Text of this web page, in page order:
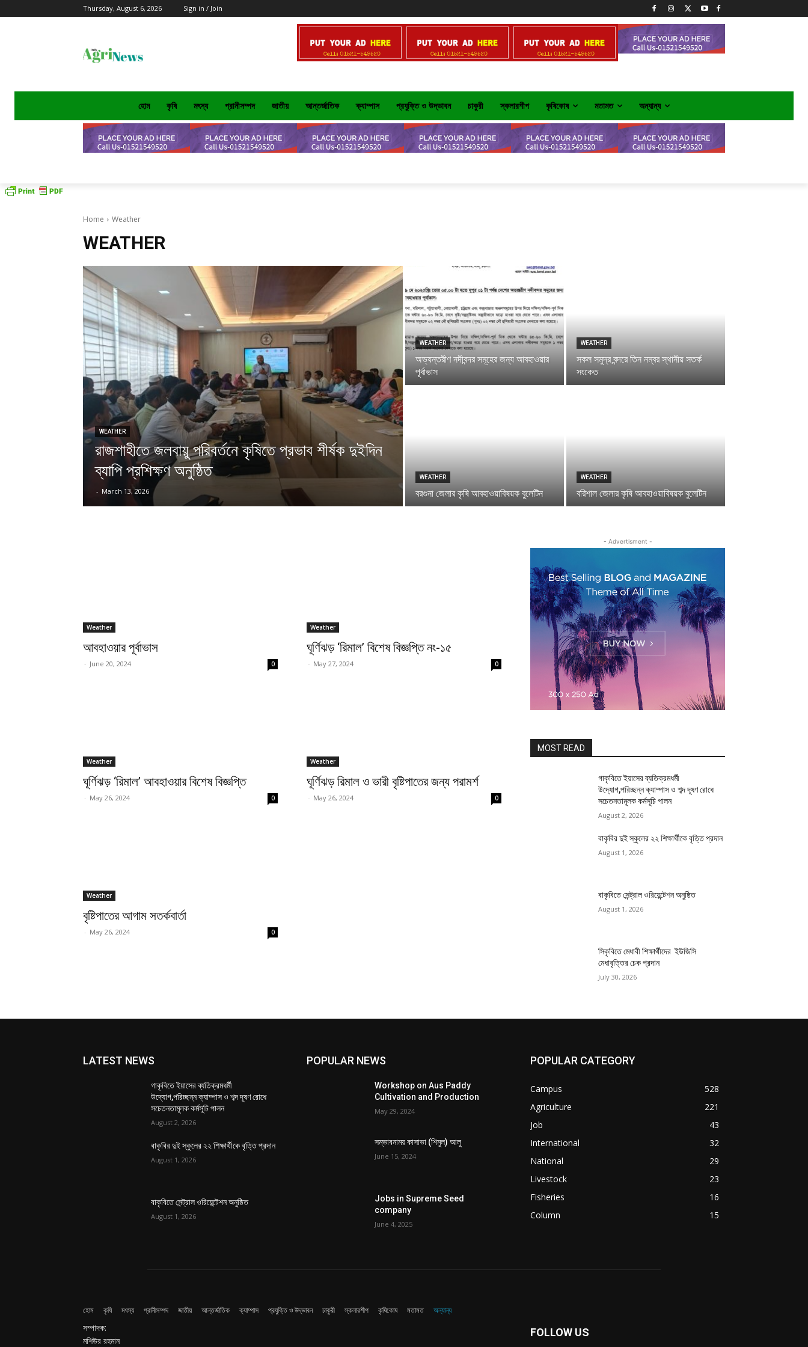
Thursday, August 6, 2026 Sign in / Join
হোম কৃষি মৎস্য প্রানীসম্পদ জাতীয় আন্তর্জাতিক ক্যাম্পাস প্রযুক্তি ও উদ্ভাবন চাকুরী স্কলারশীপ কৃষিকোষ মতামত অন্যান্য
Home Weather
WEATHER
WEATHER
রাজশাহীতে জলবায়ু পরিবর্তনে কৃষিতে প্রভাব শীর্ষক দুইদিন
ব্যাপি প্রশিক্ষণ অনুষ্ঠিত
- March 13, 2026
WEATHER
অভ্যন্তরীণ নদীবন্দর সমূহের জন্য আবহাওয়ার
পূর্বাভাস
WEATHER
সকল সমুদ্র বন্দরে তিন নম্বর স্থানীয় সতর্ক
সংকেত
WEATHER
বরগুনা জেলার কৃষি আবহাওয়াবিষয়ক বুলেটিন
WEATHER
বরিশাল জেলার কৃষি আবহাওয়াবিষয়ক বুলেটিন
Weather
আবহাওয়ার পূর্বাভাস
- June 20, 2024 0
Weather
ঘূর্ণিঝড় ‘রিমাল’ বিশেষ বিজ্ঞপ্তি নং-১৫
- May 27, 2024 0
Weather
ঘূর্ণিঝড় ‘রিমাল’ আবহাওয়ার বিশেষ বিজ্ঞপ্তি
- May 26, 2024 0
Weather
ঘূর্ণিঝড় রিমাল ও ভারী বৃষ্টিপাতের জন্য পরামর্শ
- May 26, 2024 0
Weather
বৃষ্টিপাতের আগাম সতর্কবার্তা
- May 26, 2024 0
- Advertisment -
MOST READ
গাকৃবিতে ইয়াসের ব্যতিক্রমধর্মী
উদ্যোগ,পরিচ্ছন্ন ক্যাম্পাস ও শব্দ দূষণ রোধে
সচেতনতামূলক কর্মসূচি পালন
August 2, 2026
বাকৃবির দুই স্কুলের ২২ শিক্ষার্থীকে বৃত্তি প্রদান
August 1, 2026
বাকৃবিতে সেন্ট্রাল ওরিয়েন্টেশন অনুষ্ঠিত
August 1, 2026
সিকৃবিতে মেধাবী শিক্ষার্থীদের ইউজিসি
মেধাবৃত্তির চেক প্রদান
July 30, 2026
LATEST NEWS
গাকৃবিতে ইয়াসের ব্যতিক্রমধর্মী
উদ্যোগ,পরিচ্ছন্ন ক্যাম্পাস ও শব্দ দূষণ রোধে
সচেতনতামূলক কর্মসূচি পালন
August 2, 2026
বাকৃবির দুই স্কুলের ২২ শিক্ষার্থীকে বৃত্তি প্রদান
August 1, 2026
বাকৃবিতে সেন্ট্রাল ওরিয়েন্টেশন অনুষ্ঠিত
August 1, 2026
POPULAR NEWS
Workshop on Aus Paddy
Cultivation and Production
May 29, 2024
সম্ভাবনাময় কাসাভা (শিমুল) আলু
June 15, 2024
Jobs in Supreme Seed
company
June 4, 2025
POPULAR CATEGORY
Campus
528
Agriculture
221
Job
43
International
32
National
29
Livestock
23
Fisheries
16
Column
15
হোম কৃষি মৎস্য প্রানীসম্পদ জাতীয় আন্তর্জাতিক ক্যাম্পাস প্রযুক্তি ও উদ্ভাবন চাকুরী স্কলারশীপ কৃষিকোষ মতামত অন্যান্য
সম্পাদক:
মশিউর রহমান
FOLLOW US